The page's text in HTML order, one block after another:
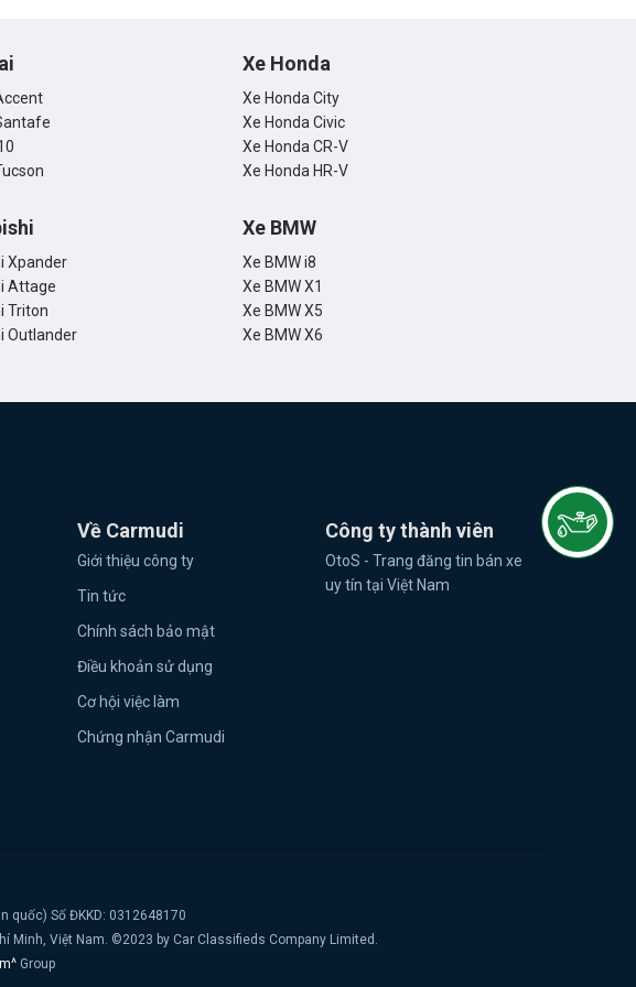
Xe Honda
Xe Honda City
Xe Honda Civic
Xe Honda CR-V
Xe Honda HR-V
Xpander
Attage
Triton
Outlander
Xe BMW
Xe BMW i8
Xe BMW X1
Xe BMW X5
Xe BMW X6
Về Carmudi
Giới thiệu công ty
Tin tức
Chính sách bảo mật
Điều khoản sử dụng
Cơ hội việc làm
Chứng nhận Carmudi
Công ty thành viên
OtoS - Trang đăng tin bán xe
uy tín tại Việt Nam
quốc) Số ĐKKD: 0312648170
Minh, Việt Nam. ©2023 by Car Classifieds Company Limited.
Group